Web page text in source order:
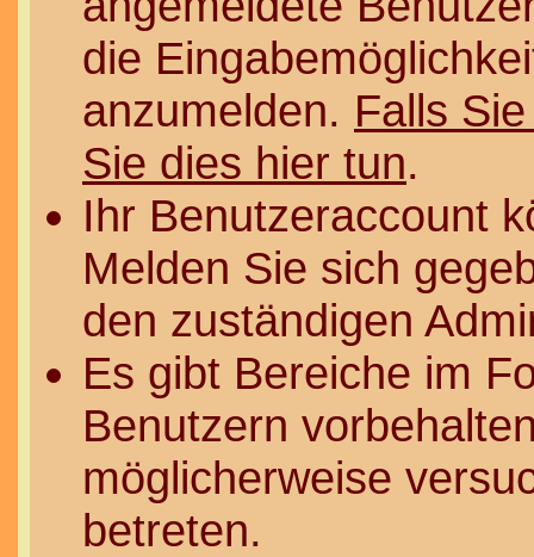
die
anzumelden. Falls
Sie dies hier tun.
Ihr Benutzeraccount
Melden Sie sich
den zuständigen
Es gibt Bereiche im
Benutzern
möglicherweise
betreten.